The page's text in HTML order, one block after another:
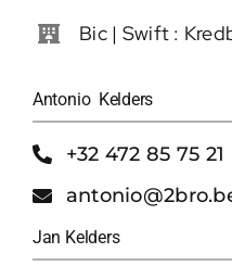
Bic | Swift :
Antonio Kelders
+32 472 85 75 21
Jan Kelders